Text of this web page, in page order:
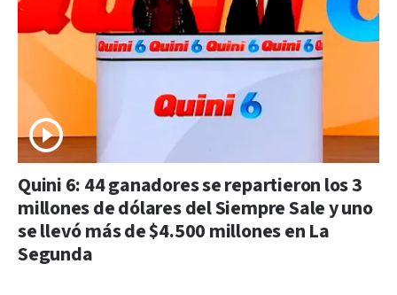
Quini 6: 44 ganadores se repartieron los 3
millones de dólares del Siempre Sale y uno
se llevó más de $4.500 millones en La
Segunda